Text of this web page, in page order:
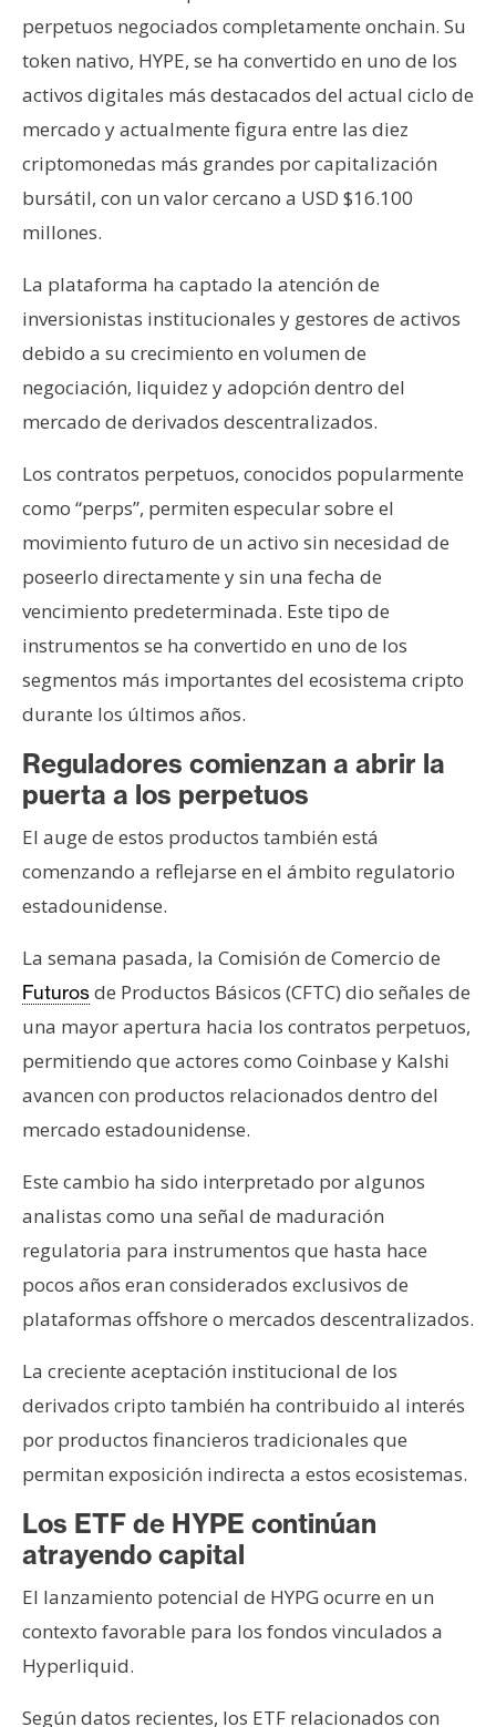
perpetuos negociados completamente onchain. Su
token nativo, HYPE, se ha convertido en uno de los
activos digitales más destacados del actual ciclo de
mercado y actualmente figura entre las diez
criptomonedas más grandes por capitalización
bursátil, con un valor cercano a USD $16.100
millones.
La plataforma ha captado la atención de
inversionistas institucionales y gestores de activos
debido a su crecimiento en volumen de
negociación, liquidez y adopción dentro del
mercado de derivados descentralizados.
Los contratos perpetuos, conocidos popularmente
como “perps”, permiten especular sobre el
movimiento futuro de un activo sin necesidad de
poseerlo directamente y sin una fecha de
vencimiento predeterminada. Este tipo de
instrumentos se ha convertido en uno de los
segmentos más importantes del ecosistema cripto
durante los últimos años.
Reguladores comienzan a abrir la
puerta a los perpetuos
El auge de estos productos también está
comenzando a reflejarse en el ámbito regulatorio
estadounidense.
La semana pasada, la Comisión de Comercio de
Futurosde Productos Básicos (CFTC) dio señales de
una mayor apertura hacia los contratos perpetuos,
permitiendo que actores como Coinbase y Kalshi
avancen con productos relacionados dentro del
mercado estadounidense.
Este cambio ha sido interpretado por algunos
analistas como una señal de maduración
regulatoria para instrumentos que hasta hace
pocos años eran considerados exclusivos de
plataformas offshore o mercados descentralizados.
La creciente aceptación institucional de los
derivados cripto también ha contribuido al interés
por productos financieros tradicionales que
permitan exposición indirecta a estos ecosistemas.
Los ETF de HYPE continúan
atrayendo capital
El lanzamiento potencial de HYPG ocurre en un
contexto favorable para los fondos vinculados a
Hyperliquid.
Según datos recientes, los ETF relacionados con